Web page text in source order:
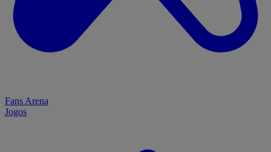
Fans Arena
Jogos